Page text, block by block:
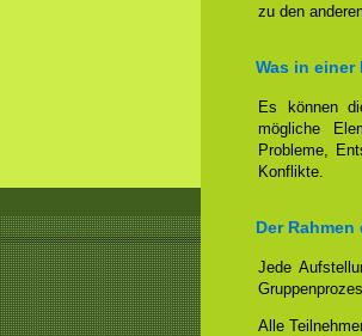
zu den
Was in
Es können
mögliche
Probleme,
Konflikte.
Der
Jede
Alle